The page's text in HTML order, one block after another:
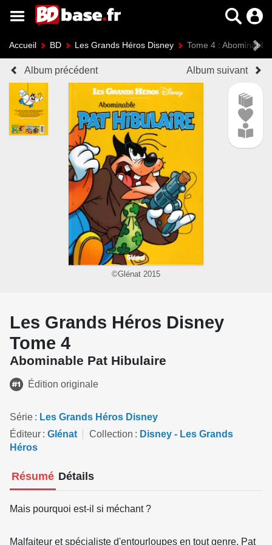
Accueil BD Les Grands Héros Disney Tome 4 : Abominable
Album précédent Album suivant
©Glénat 2015
Les Grands Héros Disney
Tome 4
Abominable Pat Hibulaire
Édition originale
Série
Les Grands Héros Disney
Éditeur
Glénat Collection
Disney - Les Grands
Héros
Résumé Détails
Mais pourquoi est-il si méchant ?
Malfaiteur et spécialiste d'entourloupes en tout genre, Pat